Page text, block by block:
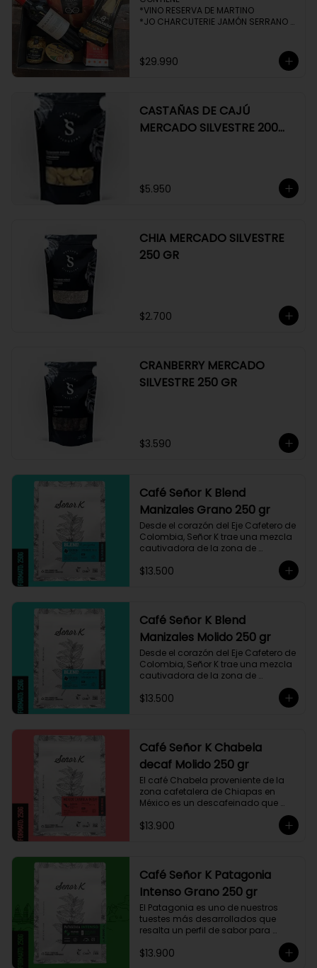
*VINO RESERVA DE MARTINO
*JO CHARCUTERIE JAMÓN SERRANO
*HENAFF MOUSSE DE CANARD
*NAT CRACKERS PEQUEÑAS
$29.990
CASTAÑAS DE CAJÚ
MERCADO SILVESTRE 200
$5.950
CHIA MERCADO SILVESTRE
250 GR
$2.700
CRANBERRY MERCADO
SILVESTRE 250 GR
$3.590
Café Señor K Blend
Manizales Grano 250 gr
Desde el corazón del Eje Cafetero de
Colombia, Señor K trae una mezcla
cautivadora de la zona de
Manizales, entre 1.800 y 1.950 msnm.
La variedad es Castillo, que ha sido
trazas de chocolate. El tueste medio
permite degustar todos los sabores
complejos de este café
$13.500
Café Señor K Blend
Manizales Molido 250 gr
Desde el corazón del Eje Cafetero de
Colombia, Señor K trae una mezcla
cautivadora de la zona de
Manizales, entre 1.800 y 1.950 msnm.
La variedad es Castillo, que ha sido
trazas de chocolate. El tueste medio
permite degustar todos los sabores
complejos de este café
$13.500
Café Señor K Chabela
decaf Molido 250 gr
El café Chabela proveniente de la
zona cafetalera de Chiapas en
México es un descafeinado que
Este café se siembra cerca de la
fruto de su trabajo en el campo a
su madre, Chabela. Es un típica
descafeinado con agua, con
toques especiados y un cuerpo
cremoso, resaltan notas canela,
chocolate negro y lima, esto le
otorga una puntuación de 83,75. Si
buscas descansar de la cafeína,
esta es una exquisita alternativa
$13.900
Café Señor K Patagonia
Intenso Grano 250 gr
El Patagonia es uno de nuestros
tuestes más desarrollados que
resalta un perfil de sabor para
intenso único y con exquisito
$13.900